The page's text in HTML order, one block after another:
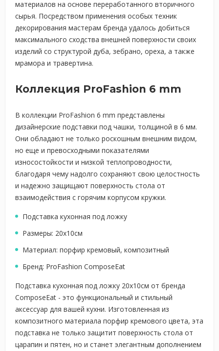
материалов на основе переработанного вторичного
сырья. Посредством применения особых техник
декорирования мастерам бренда удалось добиться
максимального сходства внешней поверхности своих
изделий со структурой дуба, зебрано, ореха, а также
мрамора и травертина.
Коллекция ProFashion 6 mm
В коллекции ProFashion 6 mm представлены
дизайнерские подставки под чашки, толщиной в 6 мм.
Они обладают не только роскошным внешним видом,
но еще и превосходными показателями
износостойкости и низкой теплопроводности,
благодаря чему надолго сохраняют свою целостность
и надежно защищают поверхность стола от
взаимодействия с горячим корпусом кружки.
Подставка кухонная под ложку
Размеры: 20х10см
Материал: порфир кремовый, композитный
Бренд: ProFashion ComposeEat
Подставка кухонная под ложку 20х10см от бренда
ComposeEat - это функциональный и стильный
аксессуар для вашей кухни. Изготовленная из
композитного материала порфир кремового цвета, эта
подставка не только защитит поверхность стола от
царапин и пятен, но и станет элегантным дополнением